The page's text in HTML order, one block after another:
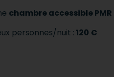
chambre accessible PMR
personnes/nuit :120 €